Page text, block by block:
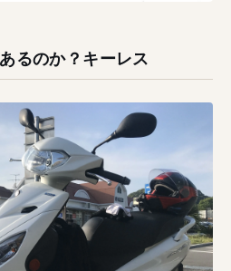
るのか？キーレス